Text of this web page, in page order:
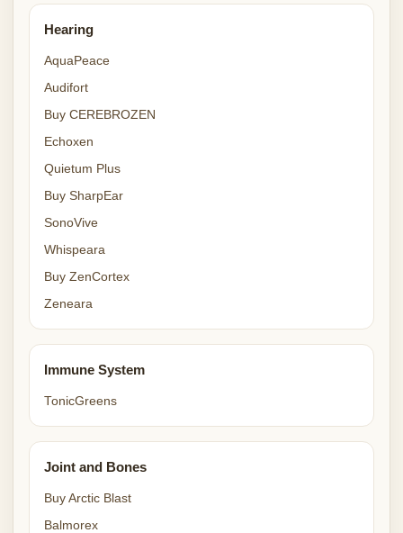
Hearing
AquaPeace
Audifort
Buy CEREBROZEN
Echoxen
Quietum Plus
Buy SharpEar
SonoVive
Whispeara
Buy ZenCortex
Zeneara
Immune System
TonicGreens
Joint and Bones
Buy Arctic Blast
Balmorex